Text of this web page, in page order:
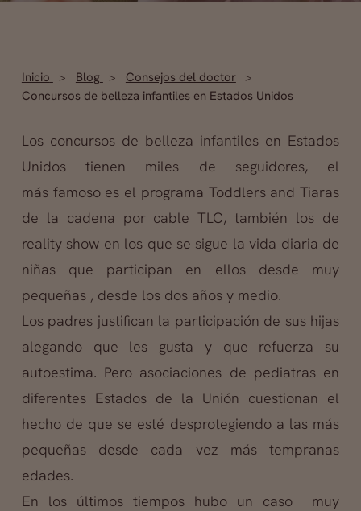
Inicio Blog
Consejos del doctor
Concursos de belleza infantiles en Estados Unidos
Los concursos de belleza infantiles en Estados
Unidos tienen miles de seguidores, el
más famoso es el programa Toddlers and Tiaras
de la cadena por cable TLC, también los de
reality show en los que se sigue la vida diaria de
niñas que participan en ellos desde muy
pequeñas , desde los dos años y medio.
Los padres justifican la participación de sus hijas
alegando que les gusta y que refuerza su
autoestima. Pero asociaciones de pediatras en
diferentes Estados de la Unión cuestionan el
hecho de que se esté desprotegiendo a las más
pequeñas desde cada vez más tempranas
edades.
En los últimos tiempos hubo un caso muy